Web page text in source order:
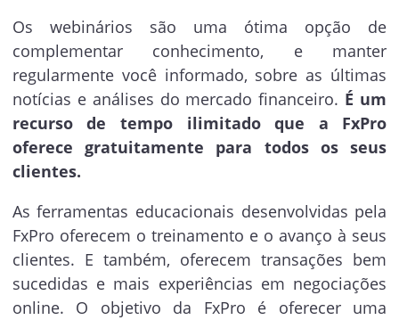
Os webinários são uma ótima opção de
complementar conhecimento, e manter
regularmente você informado, sobre as últimas
notícias e análises do mercado financeiro. É um
recurso de tempo ilimitado que a FxPro
oferece gratuitamente para todos os seus
clientes.
As ferramentas educacionais desenvolvidas pela
FxPro oferecem o treinamento e o avanço à seus
clientes. E também, oferecem transações bem
sucedidas e mais experiências em negociações
online. O objetivo da FxPro é oferecer uma